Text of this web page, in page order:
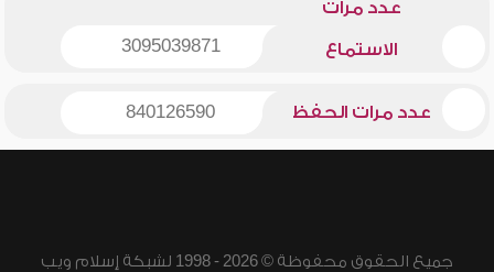
عدد مرات
الاستماع 3095039871
عدد مرات الحفظ 840126590
جميع الحقوق محفوظة © 2026 - 1998 لشبكة إسلام ويب